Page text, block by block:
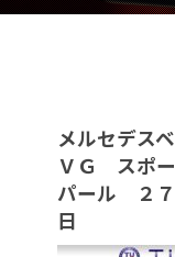
TUCとは？
納車blog
会社概要
メルセデ
ＶＧ スポ
パール ２７
日